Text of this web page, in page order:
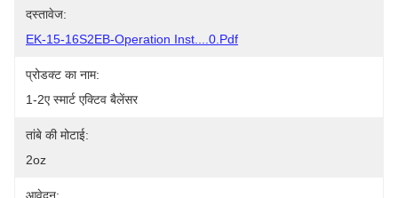
दस्तावेज:
EK-15-16S2EB-Operation Inst....0.pdf
प्रोडक्ट का नाम:
1-2ए स्मार्ट एक्टिव बैलेंसर
तांबे की मोटाई:
2oz